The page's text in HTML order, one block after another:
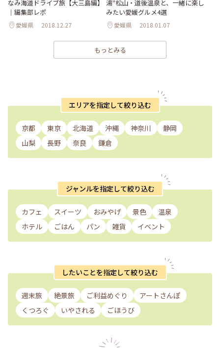
なみ海道ドライブ旅【大三島編】
｜編集部レポ
愛媛県 2018.12.27
湯"松山・道後温泉と、一緒に楽し
みたい愛媛グルメ4選
愛媛県 2018.01.07
もっとみる
エリアを指定して絞り込む
京都 東京 北海道 沖縄 神奈川
静岡
山梨
長野 奈良 鎌倉
ジャンルを指定して絞り込む
カフェ スイーツ おみやげ 景色
温泉
ホテル
ごはん パン 雑貨 イベント
したいことを指定して絞り込む
週末旅 絶景旅 ご利益めぐり
アートさんぽ
くつろぐ
いやされる ごほうび